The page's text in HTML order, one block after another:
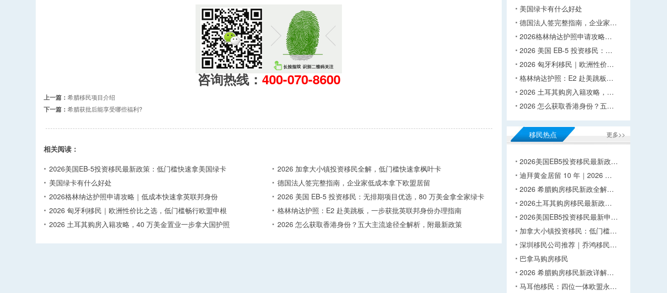
咨询热线： 400-070-8600
上一篇： 希腊移民项目介绍
下一篇： 希腊获批后能享受哪些福利?
相关阅读：
2026美国EB-5投资移民最新政策：低门槛快速拿美国绿卡
2026 加拿大小镇投资移民全解，低门槛快速拿枫叶卡
美国绿卡有什么好处
德国法人签完整指南，企业家低成本拿下欧盟居留
2026格林纳达护照申请攻略｜低成本快速拿英联邦身份
2026 美国 EB-5 投资移民：无排期项目优选，80 万美金拿全家绿卡
2026 匈牙利移民｜欧洲性价比之选，低门槛畅行欧盟申根
格林纳达护照：E2 赴美跳板，一步获批英联邦身份办理指南
2026 土耳其购房入籍攻略，40 万美金置业一步拿大国护照
2026 怎么获取香港身份？五大主流途径全解析，附最新政策
美国绿卡有什么好处
德国法人签完整指南，企业家…
2026格林纳达护照申请攻略…
2026 美国 EB-5 投资移民：…
2026 匈牙利移民｜欧洲性价…
格林纳达护照：E2 赴美跳板…
2026 土耳其购房入籍攻略，…
2026 怎么获取香港身份？五…
更多>>
移民热点
2026美国EB5投资移民最新政…
迪拜黄金居留 10 年｜2026 …
2026 希腊购房移民新政全解…
2026土耳其购房移民最新政…
2026美国EB5投资移民最新申…
加拿大小镇投资移民：低门槛…
深圳移民公司推荐｜乔鸿移民…
巴拿马购房移民
2026 希腊购房移民新政详解…
马耳他移民：四位一体欧盟永…